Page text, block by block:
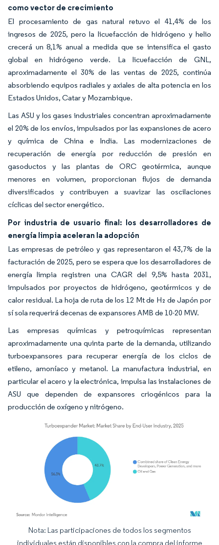
como vector de crecimiento
El procesamiento de gas natural retuvo el 41,4% de los
ingresos de 2025, pero la licuefacción de hidrógeno y helio
crecerá un 8,1% anual a medida que se intensifica el gasto
global en hidrógeno verde. La licuefacción de GNL,
aproximadamente el 30% de las ventas de 2025, continúa
absorbiendo equipos radiales y axiales de alta potencia en los
Estados Unidos, Catar y Mozambique.
Las ASU y los gases industriales concentran aproximadamente
el 20% de los envíos, impulsados por las expansiones de acero
y química de China e India. Las modernizaciones de
recuperación de energía por reducción de presión en
gasoductos y las plantas de ORC geotérmica, aunque
menores en volumen, proporcionan flujos de demanda
diversificados y contribuyen a suavizar las oscilaciones
cíclicas del sector energético.
Por industria de usuario final: los desarrolladores de
energía limpia aceleran la adopción
Las empresas de petróleo y gas representaron el 43,7% de la
facturación de 2025, pero se espera que los desarrolladores de
energía limpia registren una CAGR del 9,5% hasta 2031,
impulsados por proyectos de hidrógeno, geotérmicos y de
calor residual. La hoja de ruta de los 12 Mt de H₂ de Japón por
sí sola requerirá decenas de expansores AMB de 10-20 MW.
Las empresas químicas y petroquímicas representan
aproximadamente una quinta parte de la demanda, utilizando
turboexpansores para recuperar energía de los ciclos de
etileno, amoníaco y metanol. La manufactura industrial, en
particular el acero y la electrónica, impulsa las instalaciones de
ASU que dependen de expansores criogénicos para la
producción de oxígeno y nitrógeno.
Imagen © Mordor Intelligence. El uso requiere atribución según CC BY 4.0.
Nota: Las participaciones de todos los segmentos
individuales están disponibles con la compra del informe